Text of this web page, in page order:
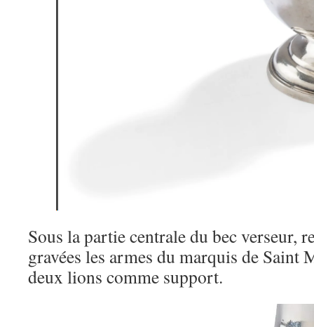
Sous la partie centrale du bec verseur,
gravées les armes du marquis de Saint
deux lions comme support.